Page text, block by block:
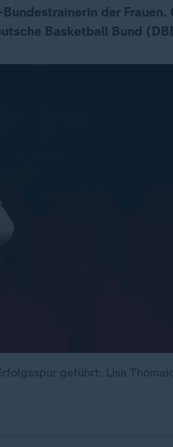
der Frauen.
Basketball Bund
geführt: Lisa